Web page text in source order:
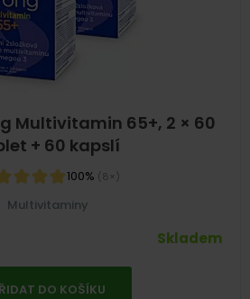
Multivitamin 65+, 2 × 60
+ 60 kapslí
100% (8×)
Multivitaminy
Skladem
DO KOŠÍKU